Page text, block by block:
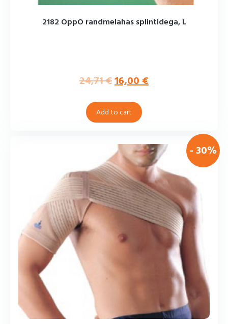
2182 OppO randmelahas splintidega, L
24,71€16,00€
Add to cart
- 30%